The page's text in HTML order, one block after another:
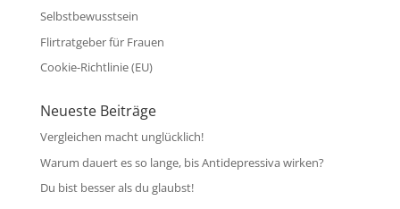
Selbstbewusstsein
Flirtratgeber für Frauen
Cookie-Richtlinie (EU)
Neueste Beiträge
Vergleichen macht unglücklich!
Warum dauert es so lange, bis Antidepressiva wirken?
Du bist besser als du glaubst!